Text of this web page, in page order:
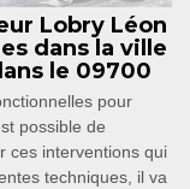
Lobry Léon
dans la ville
le 09700
pour
possible de
ces interventions qui
techniques, il va